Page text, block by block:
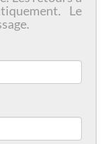
Le